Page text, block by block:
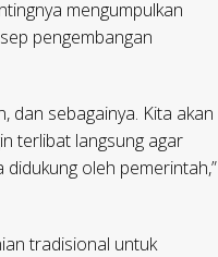
mengumpulkan
pengembangan
dan sebagainya. Kita akan
terlibat langsung agar
oleh pemerintah,”
tradisional untuk